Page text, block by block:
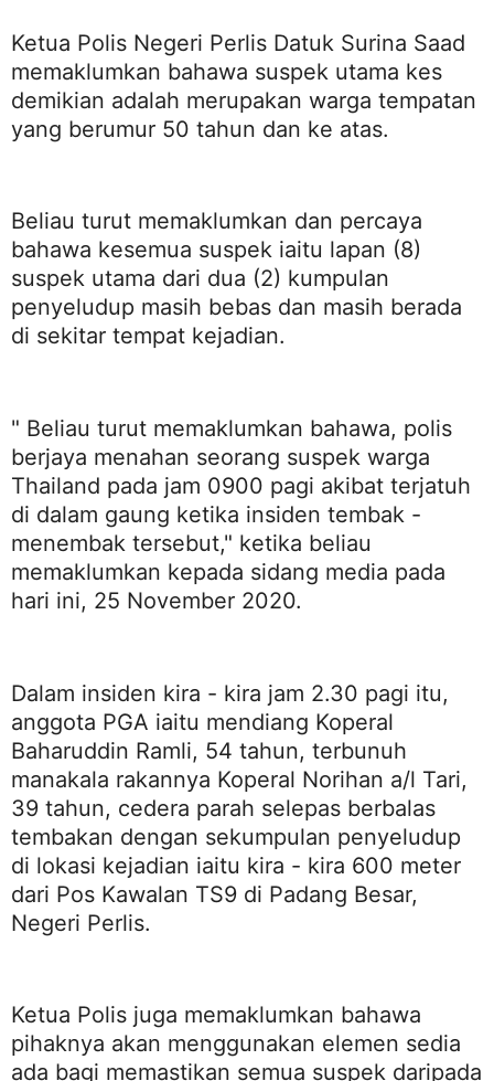
Ketua Polis Negeri Perlis Datuk Surina Saad
memaklumkan bahawa suspek utama kes
demikian adalah merupakan warga tempatan
yang berumur 50 tahun dan ke atas.
Beliau turut memaklumkan dan percaya
bahawa kesemua suspek iaitu lapan (8)
suspek utama dari dua (2) kumpulan
penyeludup masih bebas dan masih berada
di sekitar tempat kejadian.
" Beliau turut memaklumkan bahawa, polis
berjaya menahan seorang suspek warga
Thailand pada jam 0900 pagi akibat terjatuh
di dalam gaung ketika insiden tembak -
menembak tersebut," ketika beliau
memaklumkan kepada sidang media pada
hari ini, 25 November 2020.
Dalam insiden kira - kira jam 2.30 pagi itu,
anggota PGA iaitu mendiang Koperal
Baharuddin Ramli, 54 tahun, terbunuh
manakala rakannya Koperal Norihan a/l Tari,
39 tahun, cedera parah selepas berbalas
tembakan dengan sekumpulan penyeludup
di lokasi kejadian iaitu kira - kira 600 meter
dari Pos Kawalan TS9 di Padang Besar,
Negeri Perlis.
Ketua Polis juga memaklumkan bahawa
pihaknya akan menggunakan elemen sedia
ada bagi memastikan semua suspek daripada